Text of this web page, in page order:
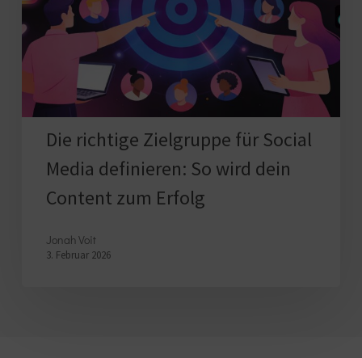
Social
Media
definieren:
wird
dein
Content
zum
Erfolg
Die richtige Zielgruppe für Social
Media definieren: So wird dein
Content zum Erfolg
Jonah Voit
3. Februar 2026